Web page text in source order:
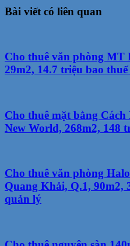
Bài viết có liên quan
Cho thuê văn phòng MT
29m2, 14.7 triệu bao
Cho thuê mặt bằng
New World, 268m2, 148
Cho thuê văn phòng
Quang Khải, Q.1, 90m2,
quản lý